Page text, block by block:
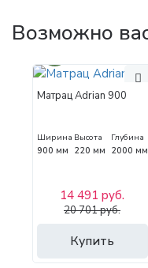
Возможно
Матрац Adrian 900
Ширина
900 мм
Высота
220 мм
Глубина
2000 мм
Купить
14 491 руб.
20 701 руб.